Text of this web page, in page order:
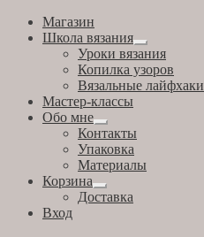
Магазин
Школа вязания
Развернутое
вложенное
меню
Уроки вязания
Копилка узоров
Вязальные лайфхаки
Мастер-классы
Обо мне
Развернутое
вложенное
меню
Контакты
Упаковка
Материалы
Корзина
Развернутое
вложенное
Доставка
Вход